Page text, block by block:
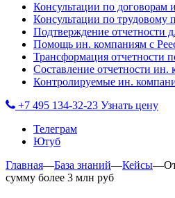
Консультации по договорам
Консультации по трудовому
Подтверждение отчетности
Помощь ин. компаниям с
Трансформация
Составление отчетности ин.
Контролируемые ин.
+7 495 134-32-23 Узнать цену
Телеграм
Ютуб
Главная—База знаний—Кейсы—
сумму более 3 млн руб